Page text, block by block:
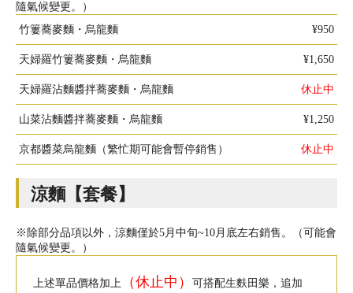
隨氣候變更。）
竹簍蕎麥麵・烏龍麵
¥950
天婦羅竹簍蕎麥麵・烏龍麵 ¥1,650
天婦羅沾麵醬拌蕎麥麵・烏龍麵 休止中
山菜沾麵醬拌蕎麥麵・烏龍麵 ¥1,250
京都醬菜烏龍麵（繁忙期可能會暫停銷售） 休止中
涼麵【套餐】
※除部分品項以外，涼麵僅於5月中旬~10月底左右銷售。（可能會
隨氣候變更。）
上述單品價格加上 （休止中）
可搭配生麩田樂，追加